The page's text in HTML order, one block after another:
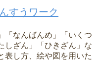
すうワーク
「なんばんめ」「いくつ
しざん」「ひきざん」な
表し方、絵や図を用いた